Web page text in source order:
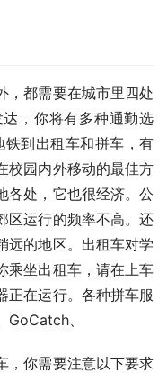
，都需要在城市里四处
，你将有多种通勤选
到出租车和拼车，有
校园内外移动的最佳方
各处，它也很经济。公
区运行的频率不高。还
远的地区。出租车对学
乘坐出租车，请在上车
正在运行。各种拼车服
GoCatch、
，你需要注意以下要求